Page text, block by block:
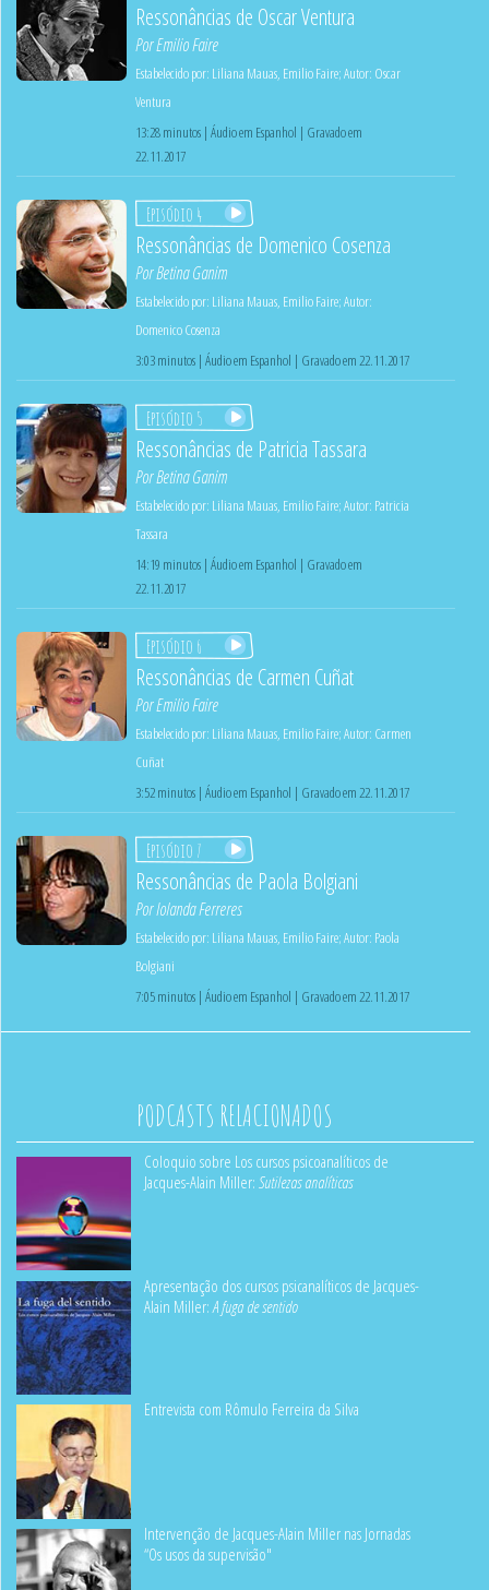
Ressonâncias de Oscar Ventura
PorEmilio Faire
Estabelecido por: Liliana Mauas, Emilio Faire;Autor: Oscar
Ventura
13:28 minutos | Áudio em Espanhol | Gravado em
22.11.2017
Episódio 4
Ressonâncias de Domenico Cosenza
PorBetina Ganim
Estabelecido por: Liliana Mauas, Emilio Faire;Autor:
Domenico Cosenza
3:03 minutos | Áudio em Espanhol | Gravado em 22.11.2017
Episódio 5
Ressonâncias de Patricia Tassara
PorBetina Ganim
Estabelecido por: Liliana Mauas, Emilio Faire;Autor: Patricia
Tassara
14:19 minutos | Áudio em Espanhol | Gravado em
22.11.2017
Episódio 6
Ressonâncias de Carmen Cuñat
PorEmilio Faire
Estabelecido por: Liliana Mauas, Emilio Faire;Autor: Carmen
Cuñat
3:52 minutos | Áudio em Espanhol | Gravado em 22.11.2017
Episódio 7
Ressonâncias de Paola Bolgiani
PorIolanda Ferreres
Estabelecido por: Liliana Mauas, Emilio Faire;Autor: Paola
Bolgiani
7:05 minutos | Áudio em Espanhol | Gravado em 22.11.2017
PODCASTS RELACIONADOS
Coloquio sobre Los cursos psicoanalíticos de
Jacques-Alain Miller: Sutilezas analíticas
Apresentação dos cursos psicanalíticos de Jacques-
Alain Miller:A fuga de sentido
Entrevista com Rômulo Ferreira da Silva
Intervenção de Jacques-Alain Miller nas Jornadas
“Os usos da supervisão"